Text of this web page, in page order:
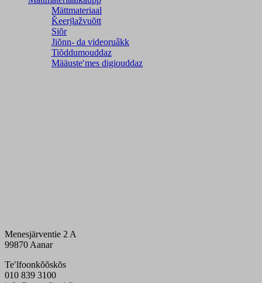
Mättmateriaal
Ǩeerjlažvuõtt
Siõr
Jiõnn- da videoruâkk
Tiõddumouddaz
Määusteʹmes digiouddaz
Menesjärventie 2 A
99870 Aanar
Teʹlfoonkõõskõs
010 839 3100